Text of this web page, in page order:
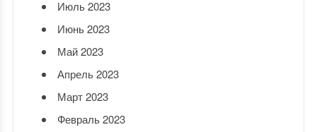
Июль 2023
Июнь 2023
Май 2023
Апрель 2023
Март 2023
Февраль 2023